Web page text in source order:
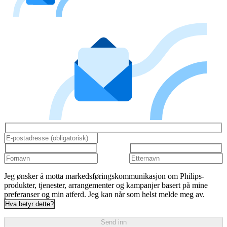
Jeg ønsker å motta markedsføringskommunikasjon om Philips-
produkter, tjenester, arrangementer og kampanjer basert på mine
preferanser og min atferd. Jeg kan når som helst melde meg av.
Hva betyr dette?
Send inn